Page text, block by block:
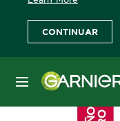
CONTINUAR
MENÚ